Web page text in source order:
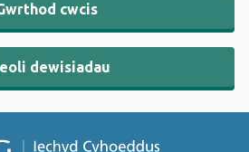
cwcis
dewisiadau